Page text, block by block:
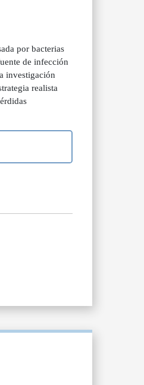
por bacterias
de infección
investigación
realista